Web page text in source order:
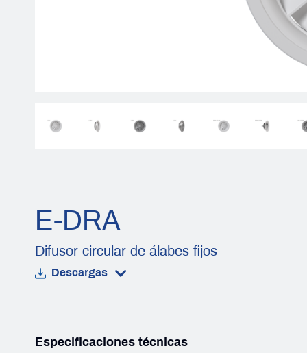
E-DRA
Difusor circular de álabes fijos
Descargas
Especificaciones técnicas